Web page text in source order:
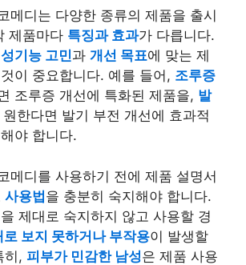
메디는 다양한 종류의 제품을 출시
제품마다 특징과 효과가 다릅니다.
성기능 고민과 개선 목표에 맞는 제
이 중요합니다. 예를 들어, 조루증
조루증 개선에 특화된 제품을, 발
원한다면 발기 부전 개선에 효과적
야 합니다.
메디를 사용하기 전에 제품 설명서
사용법을 충분히 숙지해야 합니다.
제대로 숙지하지 않고 사용할 경
로 보지 못하거나 부작용이 발생할
히, 피부가 민감한 남성은 제품 사용